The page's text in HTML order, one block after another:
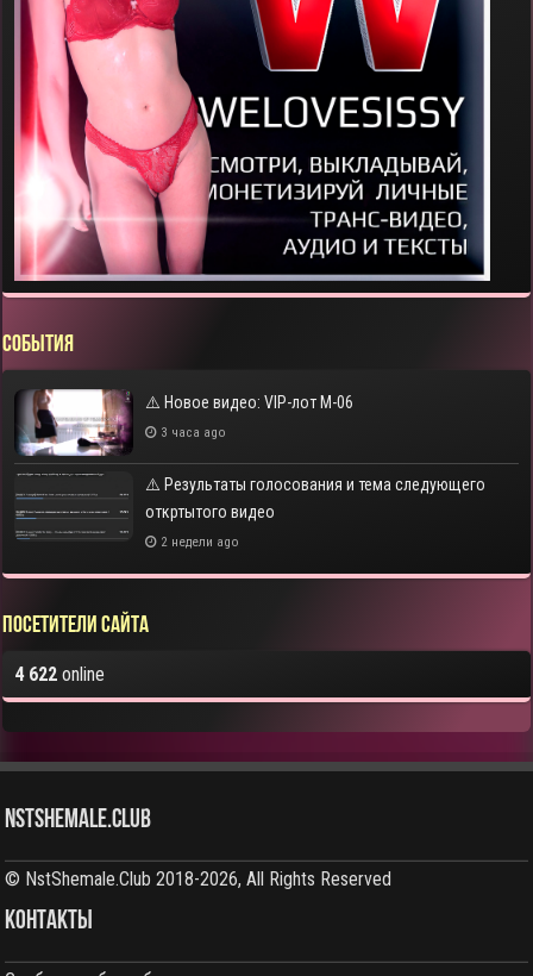
СОБЫТИЯ
⚠️ Новое видео: VIP-лот M-06
3 часа ago
⚠️ Результаты голосования и тема следующего
откртытого видео
2 недели ago
Посетители сайта
4 622 online
NstShemale.Club
© NstShemale.Club 2018-2026, All Rights Reserved
КОНТАКТЫ